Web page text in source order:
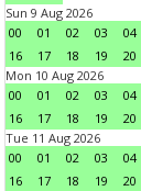
Sun 9 Aug 2026
00
01 02 03 04
16
17 18 19 20
Mon 10 Aug 2026
00
01 02 03 04
16
17 18 19 20
Tue 11 Aug 2026
00
01 02 03 04
16
17 18 19 20